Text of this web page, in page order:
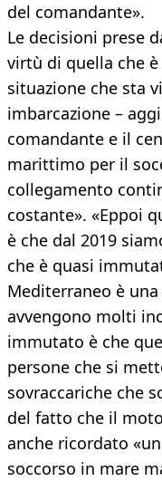
del comandante».
Le decisioni prese
virtù di quella che
situazione che sta
imbarcazione –
comandante e il
marittimo per il
collegamento
costante». «Eppoi
è che dal 2019
che è quasi
Mediterraneo è
avvengono molti
immutato è che
persone che si
sovraccariche che
del fatto che il
anche ricordato
soccorso in mare